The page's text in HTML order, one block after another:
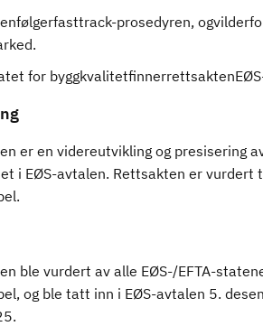
prosedyren,
for
er en videreutvikling og presisering
i EØS-avtalen. Rettsakten er vurdert
ble vurdert av alle EØS-/EFTA-
og ble tatt inn i EØS-avtalen 5.